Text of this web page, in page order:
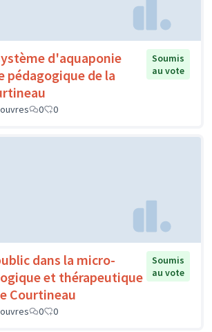
d'aquaponie
pédagogique de la
Soumis
au vote
0 0
dans la micro-
et thérapeutique
Courtineau
Soumis
au vote
0 0